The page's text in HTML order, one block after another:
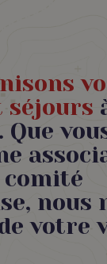
séjours
Que
comité
nous
votre